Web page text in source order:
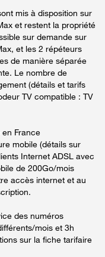
mis à disposition sur
et restent la propriété
sur demande sur
et les 2 répéteurs
de manière séparée
Le nombre de
(détails et tarifs
TV compatible : TV
France
mobile (détails sur
Internet ADSL avec
de 200Go/mois
accès internet et au
des numéros
mois et 3h
sur la fiche tarifaire